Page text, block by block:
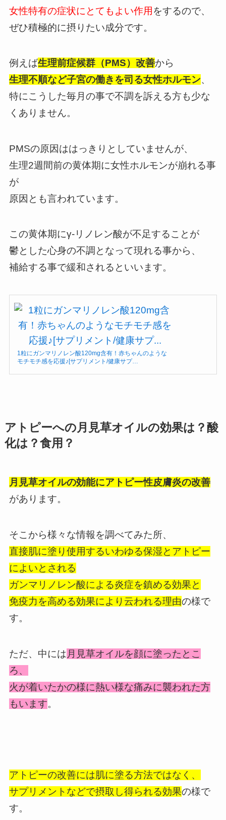
女性特有の症状にとてもよい作用をするので、
ぜひ積極的に摂りたい成分です。
例えば生理前症候群（PMS）改善から
生理不順など子宮の働きを司る女性ホルモン、
特にこうした毎月の事で不調を訴える方も少な
くありません。
PMSの原因ははっきりとしていませんが、
生理2週間前の黄体期に女性ホルモンが崩れる事
が
原因とも言われています。
この黄体期にγ-リノレン酸が不足することが
鬱とした心身の不調となって現れる事から、
補給する事で緩和されるといいます。
1粒にガンマリノレン酸120mg含有！赤ちゃんのような
モチモチ感を応援♪[サプリメント/健康サプ…
アトピーへの月見草オイルの効果は？酸
化は？食用？
月見草オイルの効能にアトピー性皮膚炎の改善
があります。
そこから様々な情報を調べてみた所、
直接肌に塗り使用するいわゆる保湿とアトピー
によいとされる
ガンマリノレン酸による炎症を鎮める効果と
免疫力を高める効果により云われる理由の様で
す。
ただ、中には 月見草オイルを顔に塗ったとこ
ろ、
火が着いたかの様に熱い様な痛みに襲われた方
もいます。
アトピーの改善には肌に塗る方法ではなく、
サプリメントなどで摂取し得られる効果の様で
す。